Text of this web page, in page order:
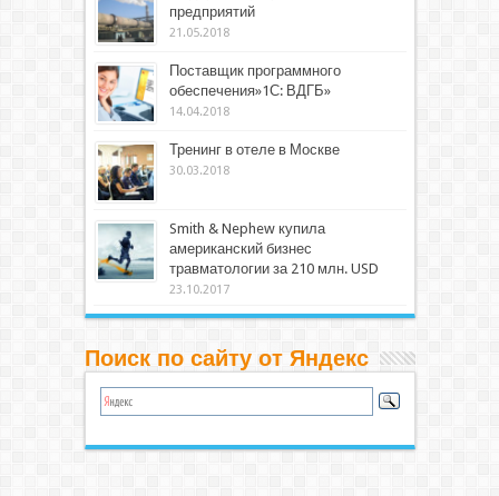
предприятий
21.05.2018
Поставщик программного
обеспечения»1С: ВДГБ»
14.04.2018
Тренинг в отеле в Москве
30.03.2018
Smith & Nephew купила
американский бизнес
травматологии за 210 млн. USD
23.10.2017
Поиск по сайту от Яндекс